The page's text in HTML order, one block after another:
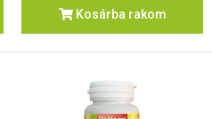
Kosárba rakom